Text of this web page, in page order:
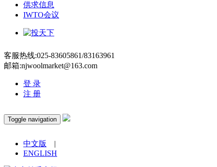
供求信息
IWTO会议
客服热线:025-83605861/83163961
邮箱:njwoolmarket@163.com
登 录
注 册
Toggle navigation
中文版
|
ENGLISH